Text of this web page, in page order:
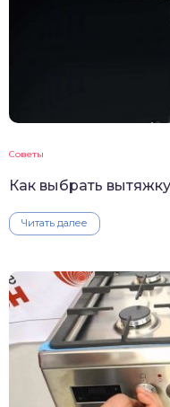
Советы
Как выбрать
Читать далее